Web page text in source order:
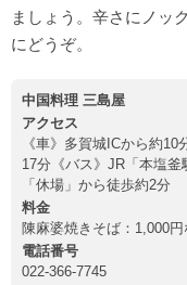
ましょう。辛さにノッ
にどうぞ。
中国料理 三島屋
アクセス
《車》多賀城ICから約
17分《バス》JR「本塩
「休場」から徒歩約2分
料金
陳麻婆焼きそば：1,000円
電話番号
022-366-7745